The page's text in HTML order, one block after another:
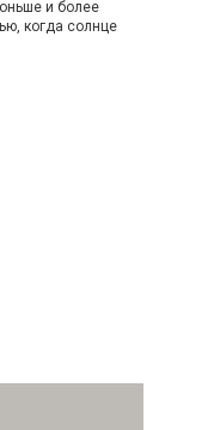
и более
когда солнце